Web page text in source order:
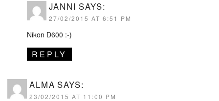
JANNI SAYS:
27/02/2015 AT 6:51 PM
Nikon D600 :-)
REPLY
ALMA SAYS:
23/02/2015 AT 11:00 PM